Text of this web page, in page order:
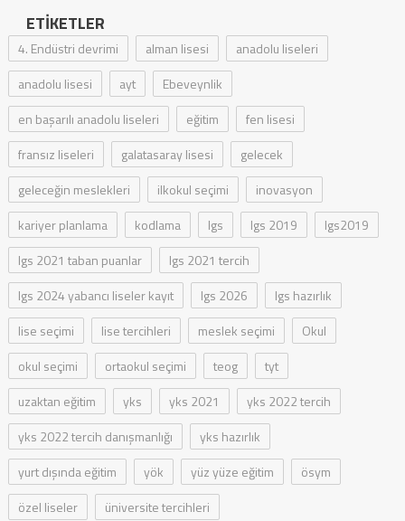
ETIKETLER
4. Endüstri devrimi alman lisesi
anadolu liseleri
anadolu lisesi
ayt
Ebeveynlik
en başarılı anadolu liseleri
eğitim
fen lisesi
fransız liseleri
galatasaray lisesi
gelecek
geleceğin meslekleri
ilkokul seçimi
inovasyon
kariyer planlama
kodlama lgs lgs 2019
lgs2019
lgs 2021 taban puanlar
lgs 2021 tercih
lgs 2024 yabancı liseler kayıt
lgs 2026
lgs hazırlık
lise seçimi
lise tercihleri meslek seçimi
Okul
okul seçimi
ortaokul seçimi teog
tyt
uzaktan eğitim
yks yks 2021
yks 2022 tercih
yks 2022 tercih danışmanlığı
yks hazırlık
yurt dışında eğitim
yök yüz yüze eğitim
ösym
özel liseler
üniversite tercihleri